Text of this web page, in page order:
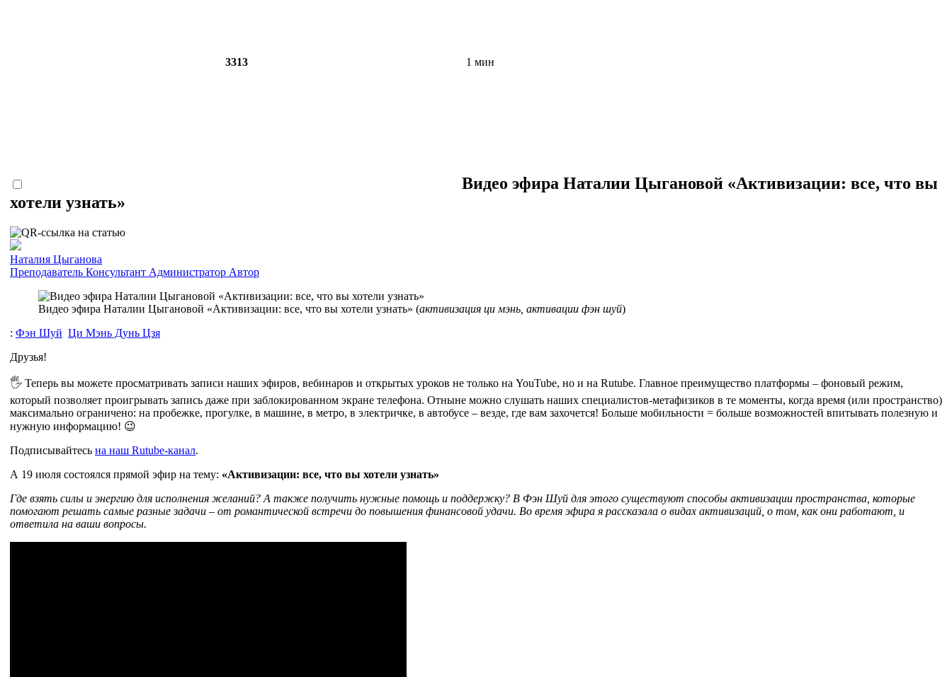
3313 1 мин
Видео эфира Наталии Цыгановой «Активизации: все, что вы
хотели узнать»
Наталия Цыганова
Преподаватель Консультант Администратор Автор
Видео эфира Наталии Цыгановой «Активизации: все, что вы хотели узнать» (активизация ци мэнь, активации фэн шуй)
: Фэн Шуй Ци Мэнь Дунь Цзя
Друзья!
🖐 Теперь вы можете просматривать записи наших эфиров, вебинаров и открытых уроков не только на YouTube, но и на Rutube. Главное преимущество платформы – фоновый режим,
который позволяет проигрывать запись даже при заблокированном экране телефона. Отныне можно слушать наших специалистов-метафизиков в те моменты, когда время (или пространство)
максимально ограничено: на пробежке, прогулке, в машине, в метро, в электричке, в автобусе – везде, где вам захочется! Больше мобильности = больше возможностей впитывать полезную и
нужную информацию! 😉
Подписывайтесь на наш Rutube-канал.
А 19 июля состоялся прямой эфир на тему: «Активизации: все, что вы хотели узнать»
Где взять силы и энергию для исполнения желаний? А также получить нужные помощь и поддержку? В Фэн Шуй для этого существуют способы активизации пространства, которые
помогают решать самые разные задачи – от романтической встречи до повышения финансовой удачи. Во время эфира я рассказала о видах активизаций, о том, как они работают, и
ответила на ваши вопросы.